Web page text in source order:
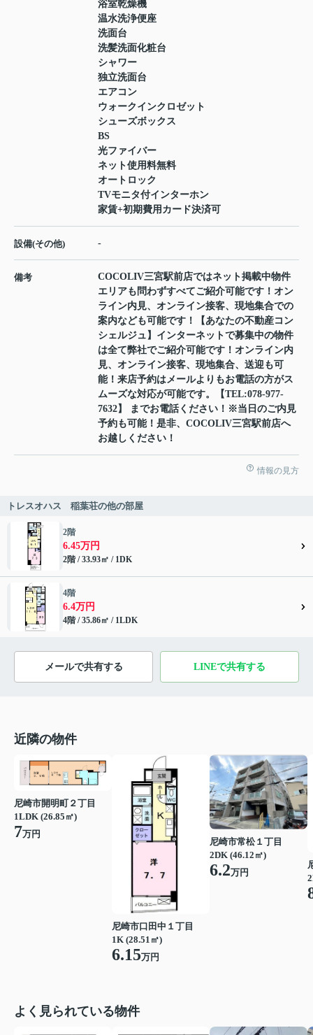
浴室乾燥機
温水洗浄便座
洗面台
洗髪洗面化粧台
シャワー
独立洗面台
エアコン
ウォークインクロゼット
シューズボックス
BS
光ファイバー
ネット使用料無料
オートロック
TVモニタ付インターホン
家賃+初期費用カード決済可
設備(その他) -
備考
COCOLIV三宮駅前店ではネット掲載中物件
エリアも問わずすべてご紹介可能です！オン
ライン内見、オンライン接客、現地集合での
案内なども可能です！【あなたの不動産コン
シェルジュ】インターネットで募集中の物件
は全て弊社でご紹介可能です！オンライン内
見、オンライン接客、現地集合、送迎も可
能！来店予約はメールよりもお電話の方がス
ムーズな対応が可能です。【TEL:078-977-
7632】 までお電話ください！※当日のご内見
予約も可能！是非、COCOLIV三宮駅前店へ
お越しください！
情報の見方
トレスオハス 稲葉荘の他の部屋
2階
6.45万円
2階 / 33.93㎡ / 1DK
4階
6.4万円
4階 / 35.86㎡ / 1LDK
メールで共有する LINEで共有する
近隣の物件
尼崎市開明町２丁目
1LDK (26.85㎡)
7万円
尼崎市口田中１丁目
1K (28.51㎡)
6.15万円
尼崎市常松１丁目
2DK (46.12㎡)
6.2万円
よく見られている物件